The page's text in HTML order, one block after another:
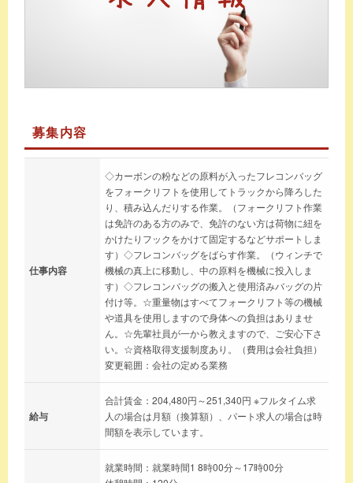
募集内容
仕事内容
◇カーボンの粉などの原料が入ったフレコンバッグ
をフォークリフトを使用してトラックから降ろした
り、積み込んだりする作業。（フォークリフト作業
は免許のある方のみで、免許のない方は荷物に紐を
かけたりフックをかけて固定するなどサポートしま
す）◇フレコンバッグをばらす作業。（ウィンチで
機械の真上に移動し、中の原料を機械に投入しま
す）◇フレコンバッグの搬入と使用済みバッグの片
付け等。☆重量物はすべてフォークリフト等の機械
や道具を使用しますので身体への負担はありませ
ん。☆先輩社員が一から教えますので、ご安心下さ
い。☆資格取得支援制度あり。（費用は会社負担）
変更範囲：会社の定める業務
給与
合計賃金：204,480円～251,340円 ※フルタイム求
人の場合は月額（換算額）、パート求人の場合は時
間額を表示しています。
就業時間：就業時間1 8時00分～17時00分